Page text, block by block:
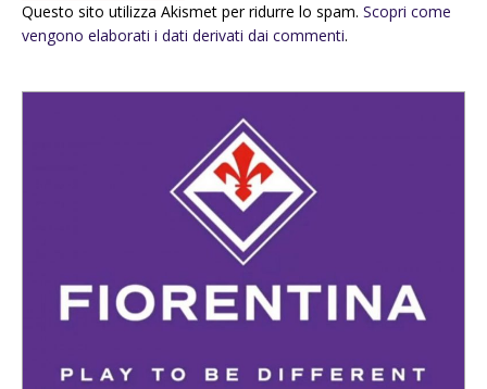
Questo sito utilizza Akismet per ridurre lo spam. Scopri come
vengono elaborati i dati derivati dai commenti.